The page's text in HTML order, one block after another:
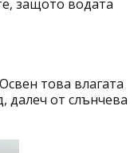
защото водата
това влагата
далеч от слънчева